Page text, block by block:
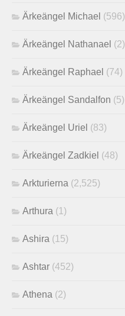
Ärkeängel Michael (596)
Ärkeängel Nathanael (2)
Ärkeängel Raphael (74)
Ärkeängel Sandalfon (5)
Ärkeängel Uriel (83)
Ärkeängel Zadkiel (48)
Arkturierna (2,525)
Arthura (1)
Ashira (15)
Ashtar (452)
Athena (2)